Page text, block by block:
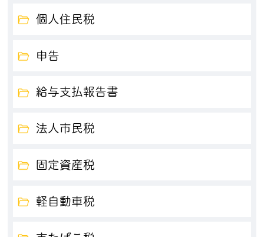
個人住民税
申告
給与支払報告書
法人市民税
固定資産税
軽自動車税